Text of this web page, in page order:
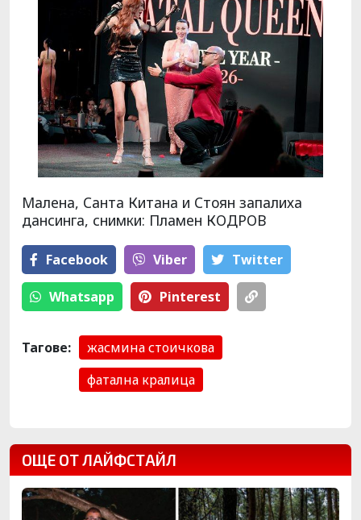
Малена, Санта Китана и Стоян запалиха
дансинга, снимки: Пламен КОДРОВ
Facebook Viber Тwitter
Whatsapp Pinterest
Тагове:
жасмина стоичкова
фатална кралица
ОЩЕ ОТ ЛАЙФСТАЙЛ